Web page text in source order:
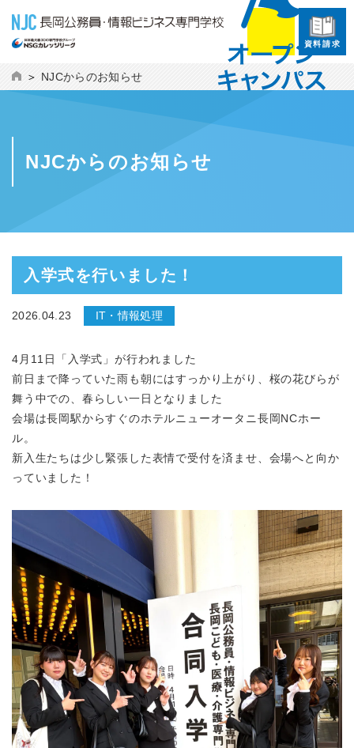
資料請求
NJCからのお知らせ
NJCからのお知らせ
入学式を行いました！
2026.04.23 IT・情報処理
4月11日「入学式」が行われました
前日まで降っていた雨も朝にはすっかり上がり、桜の花びらが
舞う中での、春らしい一日となりました
会場は長岡駅からすぐのホテルニューオータニ長岡NCホー
ル。
新入生たちは少し緊張した表情で受付を済ませ、会場へと向か
っていました！